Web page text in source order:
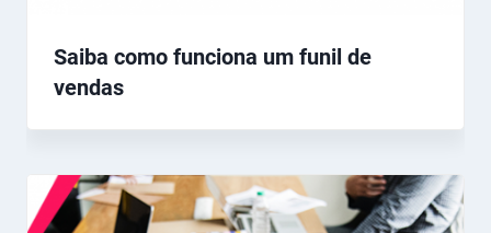
Saiba como funciona um funil de
vendas